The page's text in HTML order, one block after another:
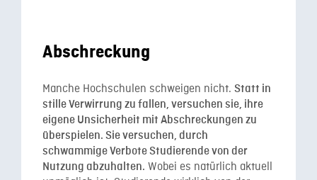
Abschreckung
Manche Hochschulen schweigen nicht. Statt in
stille Verwirrung zu fallen, versuchen sie, ihre
eigene Unsicherheit mit Abschreckungen zu
überspielen. Sie versuchen, durch
schwammige Verbote Studierende von der
Nutzung abzuhalten. Wobei es natürlich aktuell